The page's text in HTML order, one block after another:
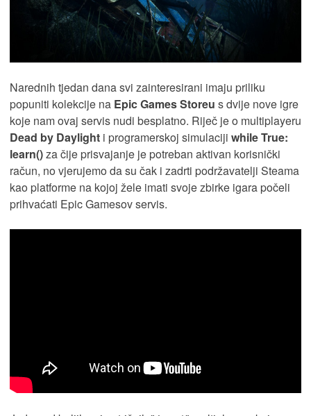
Narednih tjedan dana svi zainteresirani imaju priliku
popuniti kolekcije na Epic Games Storeu s dvije nove igre
koje nam ovaj servis nudi besplatno. Riječ je o multiplayeru
Dead by Daylight i programerskoj simulaciji while True:
learn()za čije prisvajanje je potreban aktivan korisnički
račun, no vjerujemo da su čak i zadrti podržavatelji Steama
kao platforme na kojoj žele imati svoje zbirke igara počeli
prihvaćati Epic Gamesov servis.